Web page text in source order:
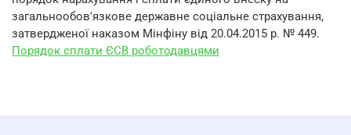
загальнообов'язкове державне соціальне страхування,
затвердженої наказом Мінфіну від 20.04.2015 р. № 449.
Порядок сплати ЄСВ роботодавцями